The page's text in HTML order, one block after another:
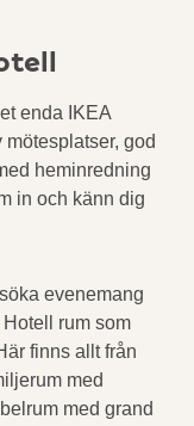
enda IKEA
god
heminredning
in och känn dig
evenemang
rum som
finns allt från
med
med grand